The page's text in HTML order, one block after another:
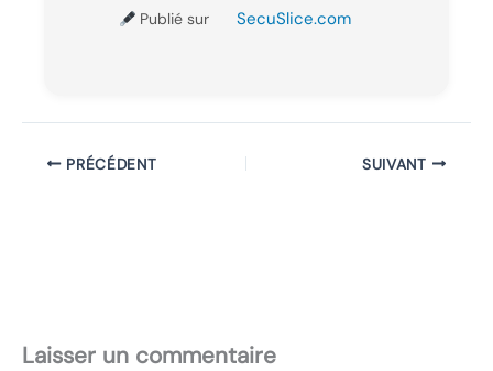
Publié sur SecuSlice.com
PRÉCÉDENT SUIVANT
Laisser un commentaire